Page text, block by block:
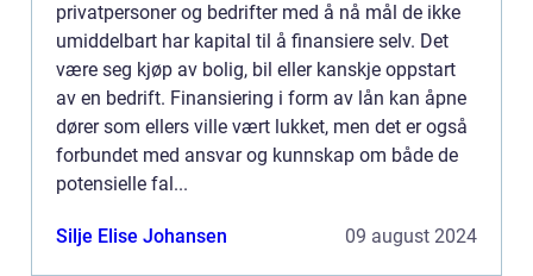
privatpersoner og bedrifter med å nå mål de ikke
umiddelbart har kapital til å finansiere selv. Det
være seg kjøp av bolig, bil eller kanskje oppstart
av en bedrift. Finansiering i form av lån kan åpne
dører som ellers ville vært lukket, men det er også
forbundet med ansvar og kunnskap om både de
potensielle fal...
Silje Elise Johansen 09 august 2024